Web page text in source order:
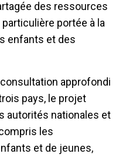
des ressources
portée à la
enfants et des
approfondi
pays, le projet
autorités nationales et
les
et de jeunes,